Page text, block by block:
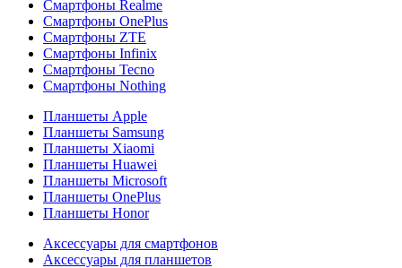
Смартфоны Realme
Смартфоны OnePlus
Смартфоны ZTE
Смартфоны Infinix
Смартфоны Tecno
Смартфоны Nothing
Планшеты Apple
Планшеты Samsung
Планшеты Xiaomi
Планшеты Huawei
Планшеты Microsoft
Планшеты OnePlus
Планшеты Honor
Аксессуары для смартфонов
Аксессуары для планшетов